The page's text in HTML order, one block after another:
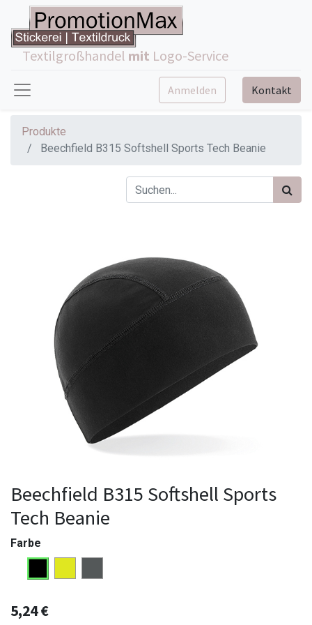
Textilgroßhandel mit Logo-Service
Anmelden Kontakt
Produkte
Beechfield B315 Softshell Sports Tech Beanie
Beechfield B315 Softshell Sports
Tech Beanie
Farbe
5,24€